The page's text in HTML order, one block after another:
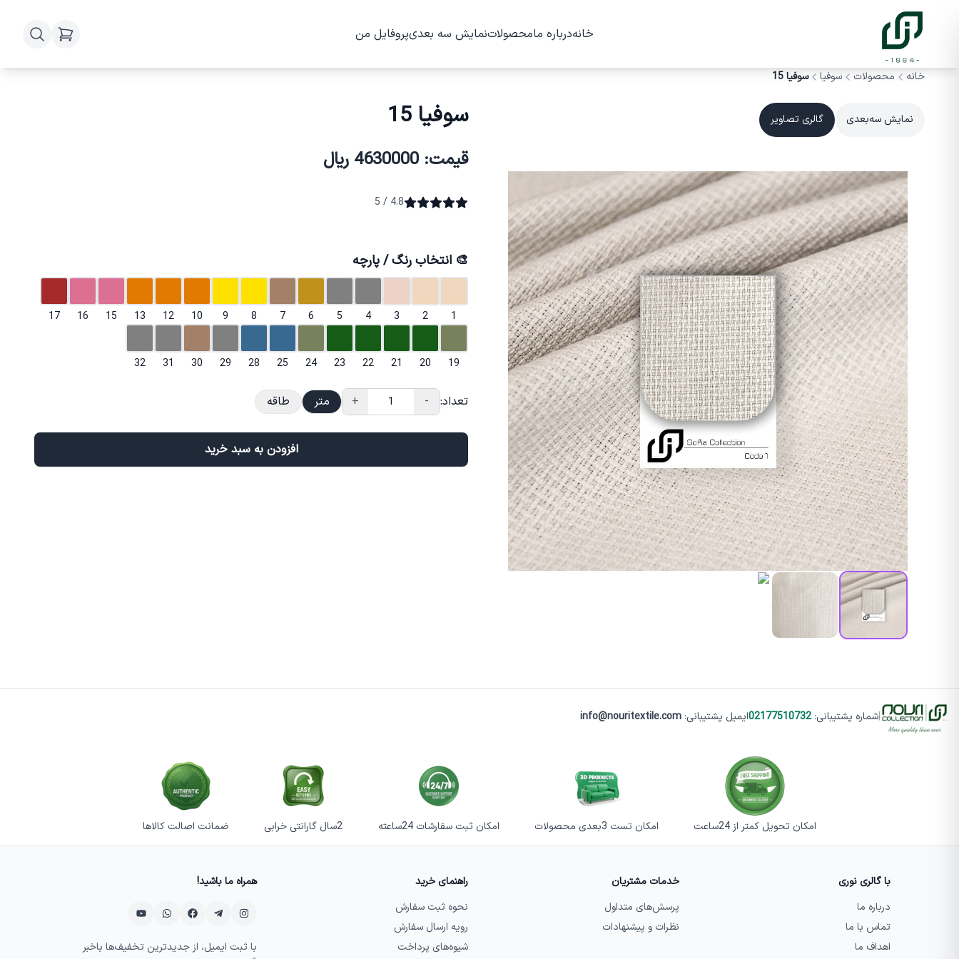
خانهدرباره مامحصولاتنمایش سه بعدیپروفایل من
خانه محصولات سوفیا سوفیا 15
نمایش سه‌بعدی گالری تصاویر سوفیا 15
قیمت: 4630000 ریال
4.8 / 5
🎨 انتخاب رنگ / پارچه
1
2
3
4
5
6
7
8
9
10
12
13
15
16
17
19
20
21
22
23
24
25
28
29
30
31
32
تعداد: -
+ متر طاقه
افزودن به سبد خرید
|شماره پشتیبانی:
02177510732ایمیل پشتیبانی: info@nouritextile.com
امکان تحویل کمتر از 24ساعت امکان تست 3بعدی محصولات امکان ثبت سفارشات 24ساعته 2سال گارانتی خرابی ضمانت اصالت کالاها
با گالری نوری
درباره ما
تماس با ما
اهداف ما
خدمات مشتریان
پرسش‌های متداول
نظرات و پیشنهادات
راهنمای خرید
نحوه ثبت سفارش
رویه ارسال سفارش
شیوه‌های پرداخت
همراه ما باشید!
با ثبت ایمیل، از جدیدترین تخفیف‌ها باخبر